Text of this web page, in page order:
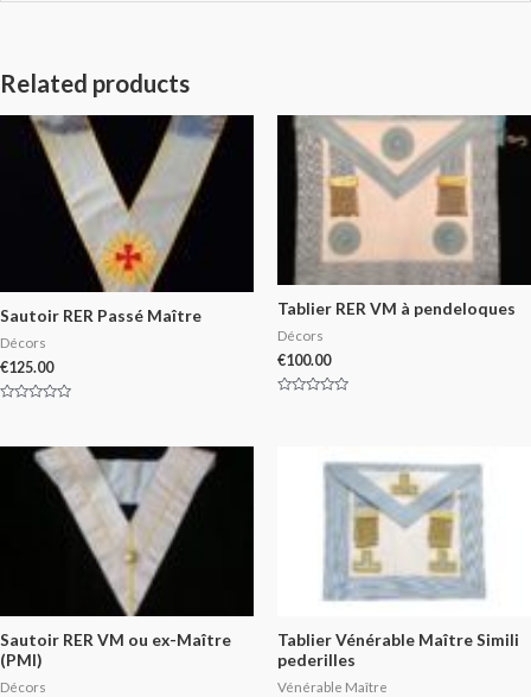
Related products
Sautoir RER Passé Maître
Décors
€125.00
of
Tablier RER VM à pendeloques
Décors
€100.00
Sautoir RER VM ou ex-Maître
(PMI)
Décors
Tablier Vénérable Maître Simili
pederilles
Vénérable Maître